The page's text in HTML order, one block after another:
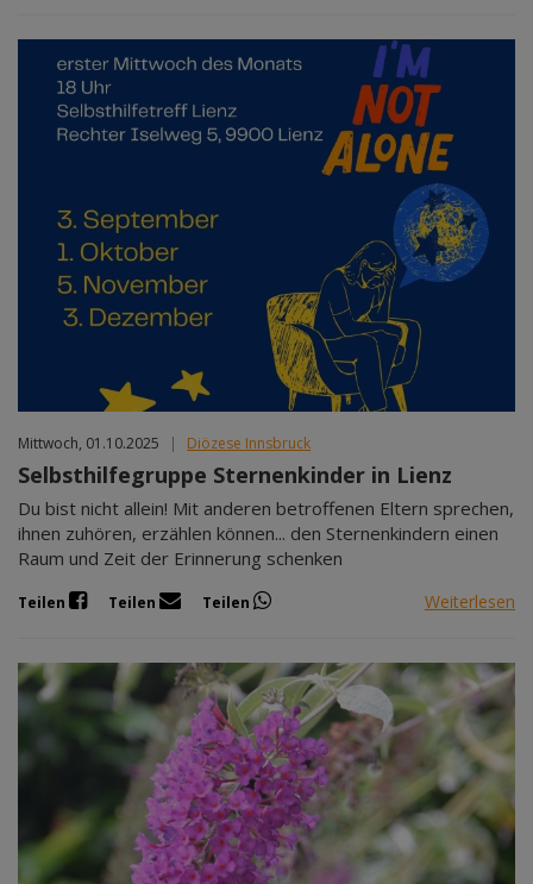
Mittwoch, 01.10.2025 | Diözese Innsbruck
Selbsthilfegruppe Sternenkinder in Lienz
Du bist nicht allein! Mit anderen betroffenen Eltern sprechen,
ihnen zuhören, erzählen können... den Sternenkindern einen
Raum und Zeit der Erinnerung schenken
Teilen Teilen Teilen Weiterlesen